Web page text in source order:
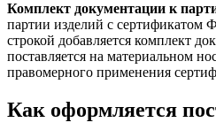
Комплект документации к
партии изделий с
строкой добавляется комплект
поставляется на материальном
правомерного применения
Как оформляется